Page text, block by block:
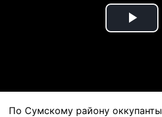
Play
По Сумскому району оккупанты